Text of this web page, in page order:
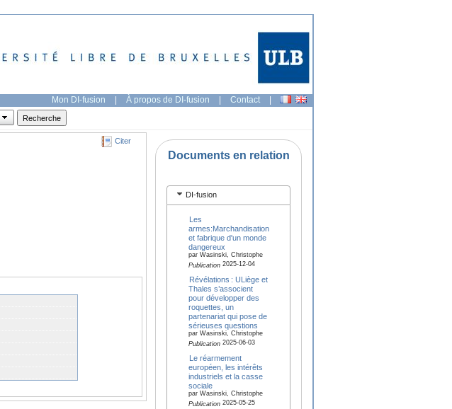
Mon DI-fusion | À propos de DI-fusion | Contact |
Citer
Documents en relation
DI-fusion
Les
armes:Marchandisation
et fabrique d'un monde
dangereux
par Wasinski, Christophe
Publication2025-12-04
Révélations : ULiège et
Thales s’associent
pour développer des
roquettes, un
partenariat qui pose de
sérieuses questions
par Wasinski, Christophe
Publication2025-06-03
Le réarmement
européen, les intérêts
industriels et la casse
sociale
par Wasinski, Christophe
Publication2025-05-25